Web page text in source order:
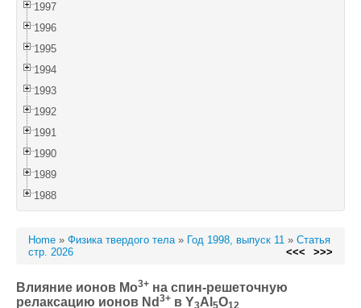
1997
1996
1995
1994
1993
1992
1991
1990
1989
1988
Home » Физика твердого тела» Год 1998, выпуск 11 » Статья
стр. 2026
<<< >>>
Влияние ионов Mo3+ на спин-решеточную
релаксацию ионов Nd 3+ в Y3Al 5O12